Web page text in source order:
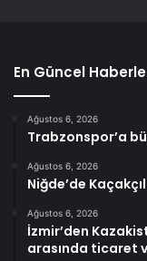
En Güncel
Ağustos 6, 2026
Trabzonspor’a
Ağustos 6, 2026
Niğde’de
Ağustos 6, 2026
İzmir’den
arasında ticaret